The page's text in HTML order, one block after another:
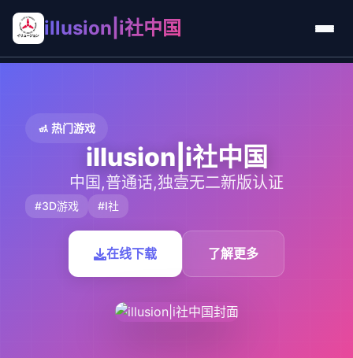
illusion|i社中国
🚮 热门游戏
illusion|i社中国
中国,普通话,独壹无二新版认证
#3D游戏 #I社
在线下载 了解更多